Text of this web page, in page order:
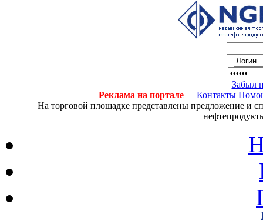
Забыл
Реклама на портале
Контакты
На торговой площадке представлены предложение и